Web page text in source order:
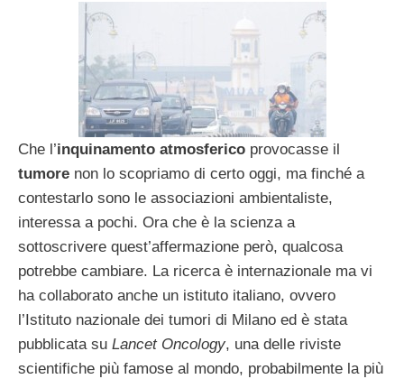
Che l’inquinamento atmosferico provocasse il
tumore non lo scopriamo di certo oggi, ma finché a
contestarlo sono le associazioni ambientaliste,
interessa a pochi. Ora che è la scienza a
sottoscrivere quest’affermazione però, qualcosa
potrebbe cambiare. La ricerca è internazionale ma vi
ha collaborato anche un istituto italiano, ovvero
l’Istituto nazionale dei tumori di Milano ed è stata
pubblicata su Lancet Oncology, una delle riviste
scientifiche più famose al mondo, probabilmente la più